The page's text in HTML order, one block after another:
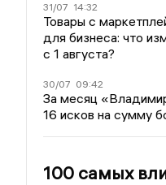
31/07 14:32
Товары с
для бизнеса: что
с 1 августа?
30/07 09:42
За месяц
16 исков на сумму
100 самых